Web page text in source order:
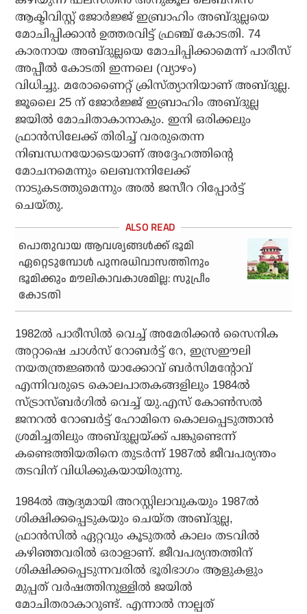
ആക്ടിവിസ്റ്റ് ജോര്‍ജ്ജ് ഇബ്രാഹിം അബ്ദുല്ലയെ
മോചിപ്പിക്കാന്‍ ഉത്തരവിട്ട് ഫ്രഞ്ച് കോടതി. 74
കാരനായ അബ്ദുല്ലയെ മോചിപ്പിക്കാമെന്ന് പാരീസ്
അപ്പീല്‍ കോടതി ഇന്നലെ (വ്യാഴം)
വിധിച്ചു. മരോണൈറ്റ് ക്രിസ്ത്യാനിയാണ് അബ്ദുല്ല.
ജൂലൈ 25 ന് ജോര്‍ജ്ജ് ഇബ്രാഹിം അബ്ദുല്ല
ജയില്‍ മോചിതാകാനാകും. ഇനി ഒരിക്കലും
ഫ്രാന്‍സിലേക്ക് തിരിച്ച് വരരുതെന്ന
നിബന്ധനയോടെയാണ് അദ്ദേഹത്തിന്റെ
മോചനമെന്നും ലെബനനിലേക്ക്
നാടുകടത്തുമെന്നും അല്‍ ജസീറ റിപ്പോര്‍ട്ട്
ചെയ്തു.
പൊതുവായ ആവശ്യങ്ങള്‍ക്ക് ഭൂമി
ഏറ്റെടുമ്പോള്‍ പുനരധിവാസത്തിനും
ഭൂമിക്കും മൗലികാവകാശമില്ല: സുപ്രീം
കോടതി
1982ല്‍ പാരീസില്‍ വെച്ച് അമേരിക്കന്‍ സൈനിക
അറ്റാഷെ ചാള്‍സ് റോബര്‍ട്ട് റേ, ഇസ്രഈലി
നയതന്ത്രജ്ഞന്‍ യാക്കോവ് ബര്‍സിമന്റോവ്
എന്നിവരുടെ കൊലപാതകങ്ങളിലും 1984ല്‍
സ്ട്രാസ്ബര്‍ഗില്‍ വെച്ച് യു.എസ് കോണ്‍സല്‍
ജനറല്‍ റോബര്‍ട്ട് ഹോമിനെ കൊലപ്പെടുത്താന്‍
ശ്രമിച്ചതിലും അബ്ദുല്ലയ്ക്ക് പങ്കുണ്ടെന്ന്
കണ്ടെത്തിയതിനെ തുടര്‍ന്ന് 1987ല്‍ ജീവപര്യന്തം
തടവിന് വിധിക്കുകയായിരുന്നു.
1984ല്‍ ആദ്യമായി അറസ്റ്റിലാവുകയും 1987ല്‍
ശിക്ഷിക്കപ്പെടുകയും ചെയ്ത അബ്ദുല്ല,
ഫ്രാന്‍സില്‍ ഏറ്റവും കൂടുതല്‍ കാലം തടവില്‍
കഴിഞ്ഞവരില്‍ ഒരാളാണ്. ജീവപര്യന്തത്തിന്
ശിക്ഷിക്കപ്പെടുന്നവരില്‍ ഭൂരിഭാഗം ആളുകളും
മുപ്പത് വര്‍ഷത്തിനുള്ളില്‍ ജയില്‍
മോചിതരാകാറുണ്ട്. എന്നാല്‍ നാല്പത്